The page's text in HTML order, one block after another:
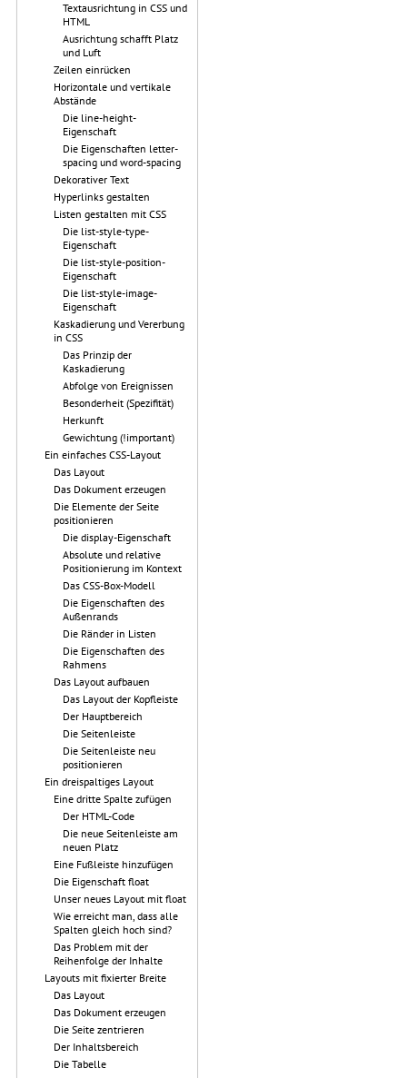
Textausrichtung in CSS und
HTML
Ausrichtung schafft Platz
und Luft
Zeilen einrücken
Horizontale und vertikale
Abstände
Die line-height-
Eigenschaft
Die Eigenschaften letter-
spacing und word-spacing
Dekorativer Text
Hyperlinks gestalten
Listen gestalten mit CSS
Die list-style-type-
Eigenschaft
Die list-style-position-
Eigenschaft
Die list-style-image-
Eigenschaft
Kaskadierung und Vererbung
in CSS
Das Prinzip der
Kaskadierung
Abfolge von Ereignissen
Besonderheit (Spezifität)
Herkunft
Gewichtung (!important)
Ein einfaches CSS-Layout
Das Layout
Das Dokument erzeugen
Die Elemente der Seite
positionieren
Die display-Eigenschaft
Absolute und relative
Positionierung im Kontext
Das CSS-Box-Modell
Die Eigenschaften des
Außenrands
Die Ränder in Listen
Die Eigenschaften des
Rahmens
Das Layout aufbauen
Das Layout der Kopfleiste
Der Hauptbereich
Die Seitenleiste
Die Seitenleiste neu
positionieren
Ein dreispaltiges Layout
Eine dritte Spalte zufügen
Der HTML-Code
Die neue Seitenleiste am
neuen Platz
Eine Fußleiste hinzufügen
Die Eigenschaft float
Unser neues Layout mit float
Wie erreicht man, dass alle
Spalten gleich hoch sind?
Das Problem mit der
Reihenfolge der Inhalte
Layouts mit fixierter Breite
Das Layout
Das Dokument erzeugen
Die Seite zentrieren
Der Inhaltsbereich
Die Tabelle